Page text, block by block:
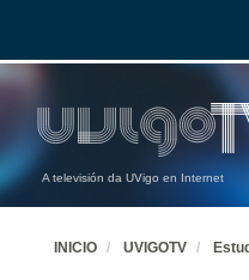
A televisión da UVigo en Internet
INICIO UVIGOTV